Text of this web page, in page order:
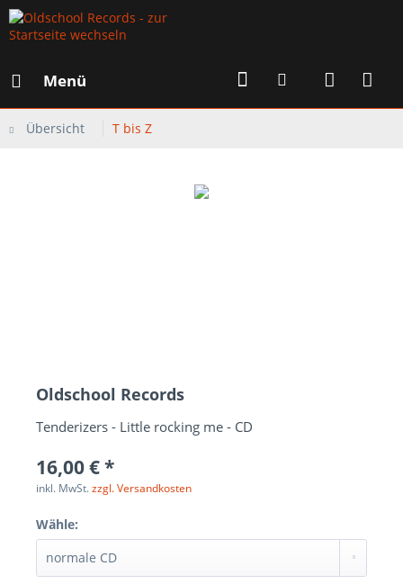
Menü
Übersicht T bis Z
Oldschool Records
Tenderizers - Little rocking me - CD
16,00 € *
inkl. MwSt.zzgl. Versandkosten
Wähle: